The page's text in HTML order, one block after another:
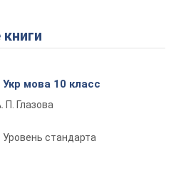
Play Video
мова 10 класс
П. Глазова
Уровень стандарта